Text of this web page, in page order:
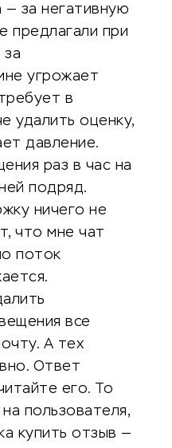
— за негативную
предлагали при
за
угрожает
в
удалить оценку,
давление.
раз в час на
подряд.
ничего не
что мне чат
поток
все
А тех
Ответ
его. То
пользователя,
купить отзыв —